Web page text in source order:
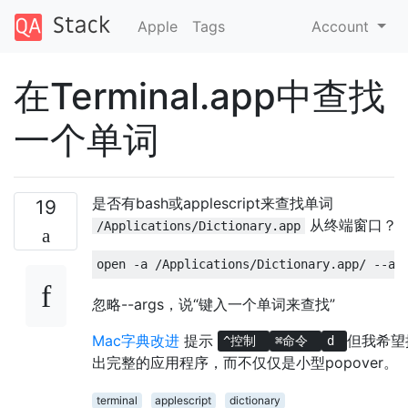
Apple Tags Account
在Terminal.app中查找
一个单词
19 是否有bash或applescript来查找单词
/Applications/Dictionary.app 从终端窗口？
忽略--args，说“键入一个单词来查找”
Mac字典改进 提示 ^控制 ⌘命令 d
但我希
出完整的应用程序，而不仅仅是小型popover。
terminal applescript
dictionary